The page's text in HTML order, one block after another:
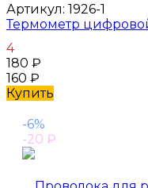
Артикул: 1926-1
Термометр
4
180 ₽
160 ₽
Купить
-6%
-20 ₽